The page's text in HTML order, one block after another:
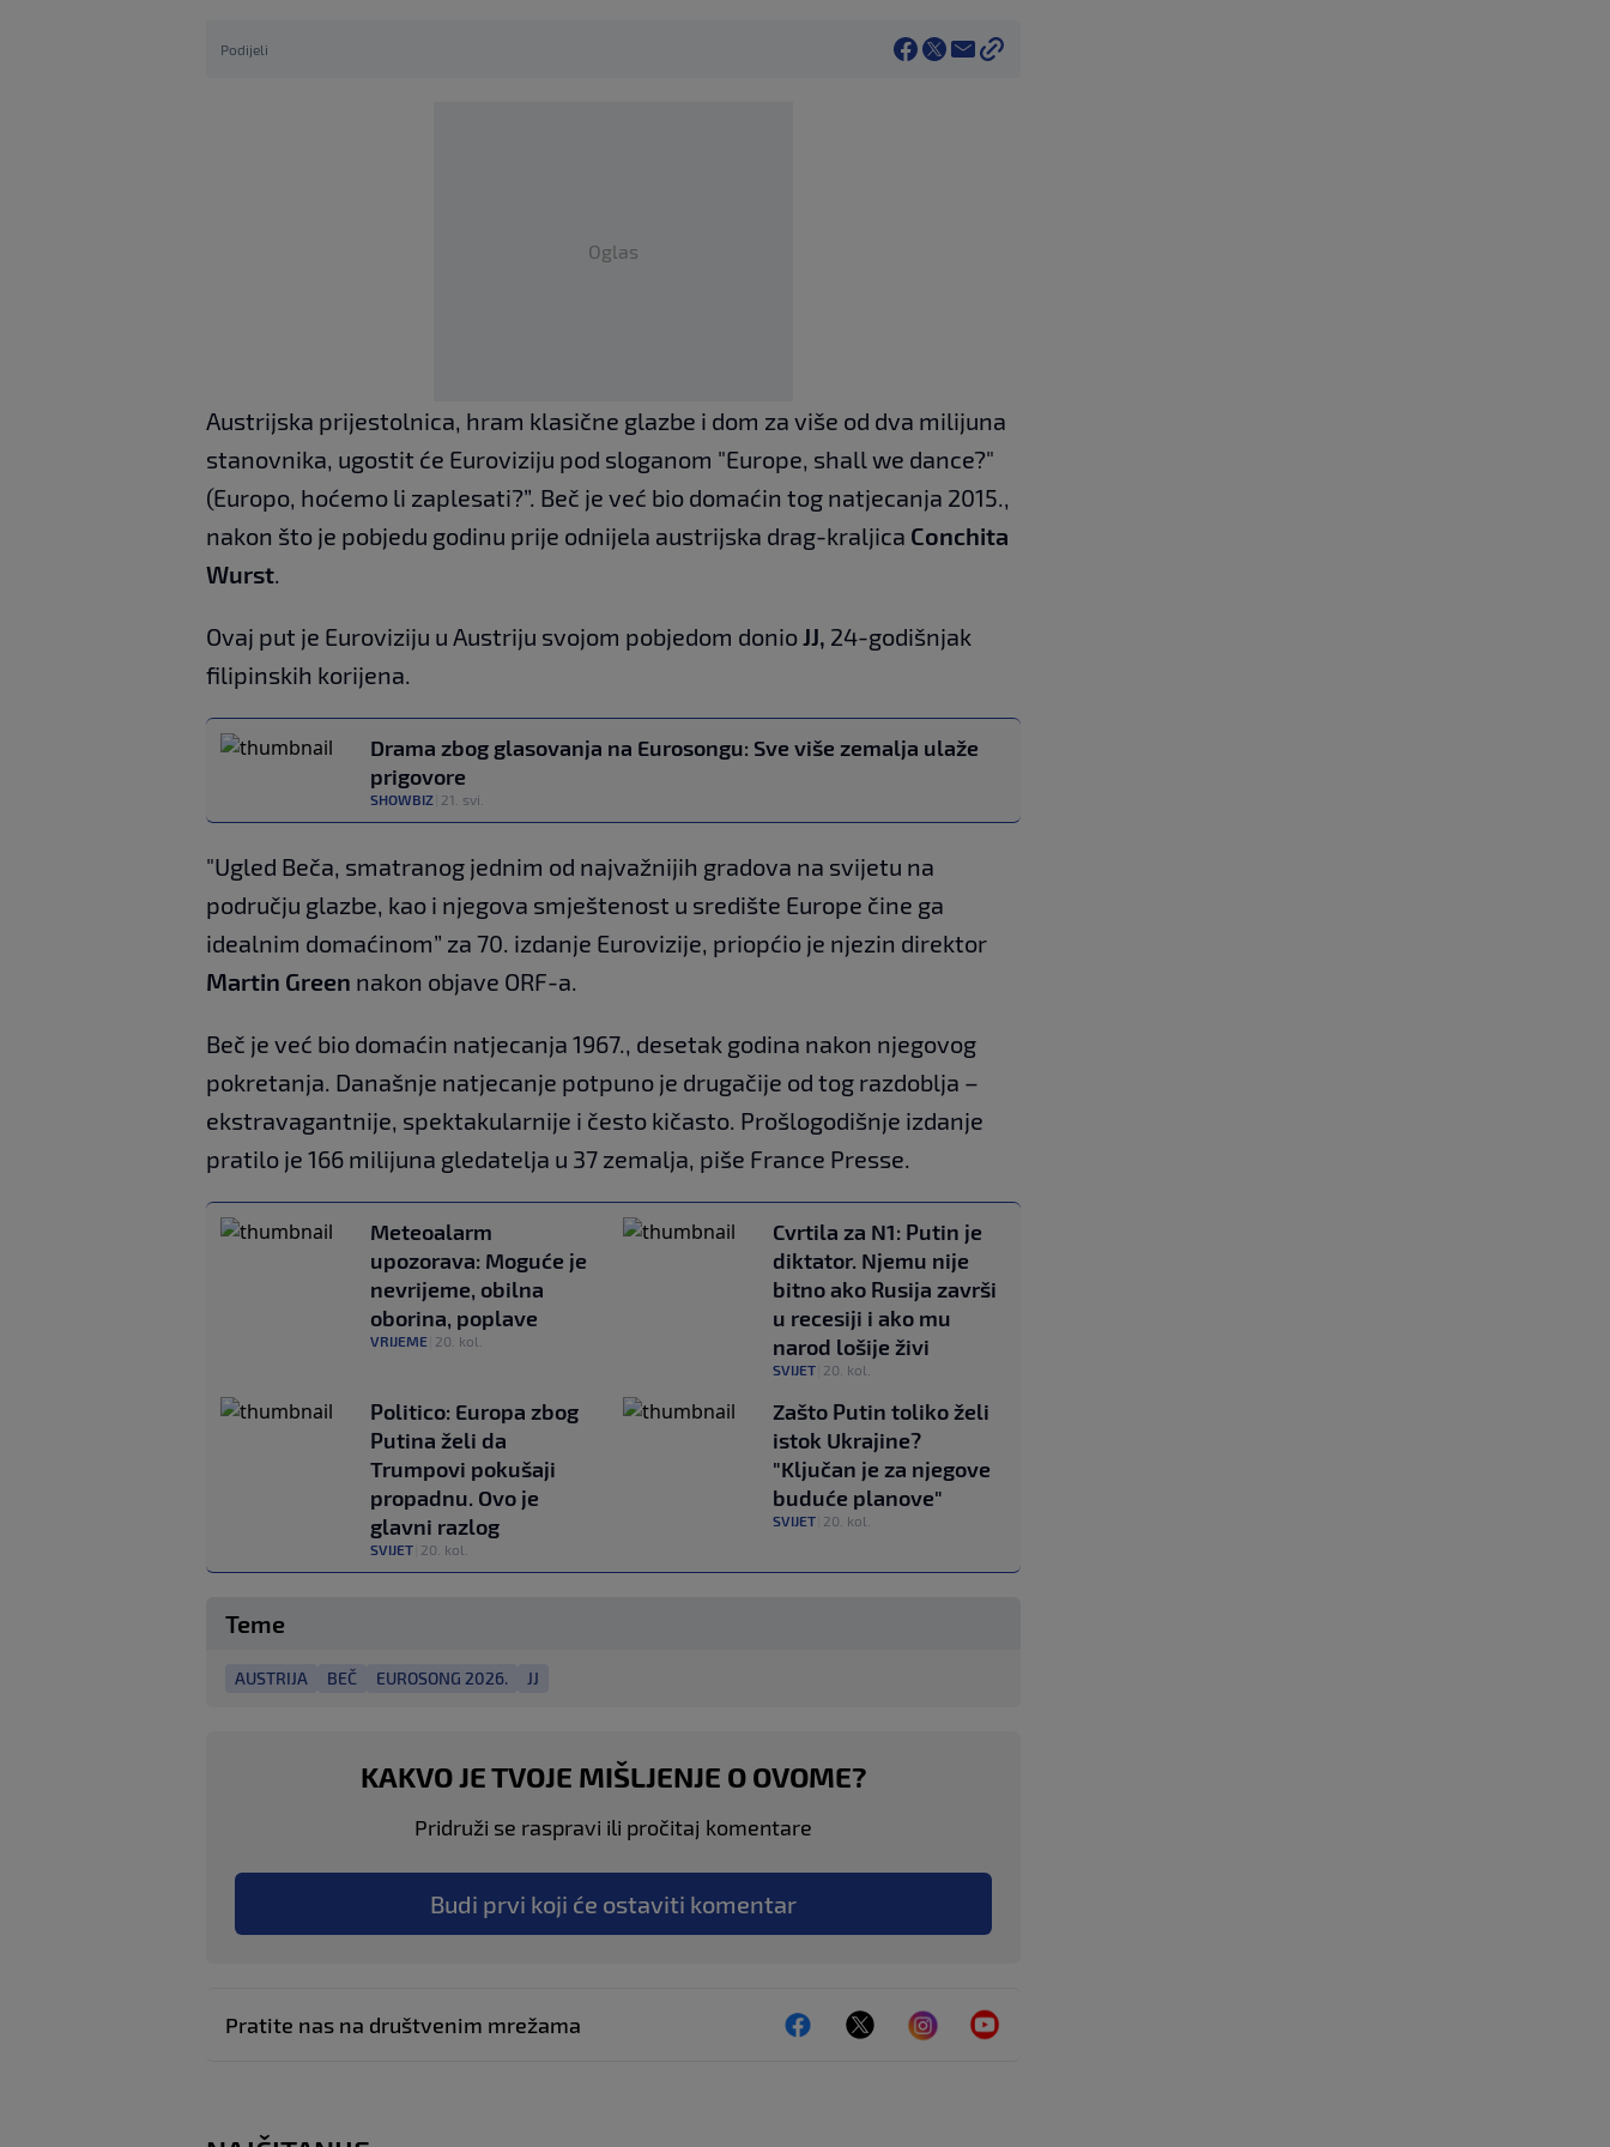
Podijeli
Oglas
Austrijska prijestolnica, hram klasične glazbe i dom za više od dva milijuna
stanovnika, ugostit će Euroviziju pod sloganom "Europe, shall we dance?"
(Europo, hoćemo li zaplesati?”. Beč je već bio domaćin tog natjecanja 2015.,
nakon što je pobjedu godinu prije odnijela austrijska drag-kraljica Conchita
Wurst
Ovaj put je Euroviziju u Austriju svojom pobjedom donio JJ, 24-godišnjak
filipinskih korijena.
Drama zbog glasovanja na Eurosongu: Sve više zemalja ulaže
prigovore
SHOWBIZ 21. svi.
"Ugled Beča, smatranog jednim od najvažnijih gradova na svijetu na
području glazbe, kao i njegova smještenost u središte Europe čine ga
idealnim domaćinom” za 70. izdanje Eurovizije, priopćio je njezin direktor
Martin Green nakon objave ORF-a.
Beč je već bio domaćin natjecanja 1967., desetak godina nakon njegovog
pokretanja. Današnje natjecanje potpuno je drugačije od tog razdoblja –
ekstravagantnije, spektakularnije i često kičasto. Prošlogodišnje izdanje
pratilo je 166 milijuna gledatelja u 37 zemalja, piše France Presse.
Meteoalarm
upozorava: Moguće je
nevrijeme, obilna
oborina, poplave
VRIJEME 20. kol.
Cvrtila za N1: Putin je
diktator. Njemu nije
bitno ako Rusija završi
u recesiji i ako mu
narod lošije živi
SVIJET 20. kol.
Politico: Europa zbog
Putina želi da
Trumpovi pokušaji
propadnu. Ovo je
glavni razlog
SVIJET 20. kol.
Zašto Putin toliko želi
istok Ukrajine?
"Ključan je za njegove
buduće planove"
SVIJET 20. kol.
Teme
AUSTRIJA BEČ EUROSONG 2026. JJ
KAKVO JE TVOJE MIŠLJENJE O OVOME?
Pridruži se raspravi ili pročitaj komentare
Budi prvi koji će ostaviti komentar
Pratite nas na društvenim mrežama